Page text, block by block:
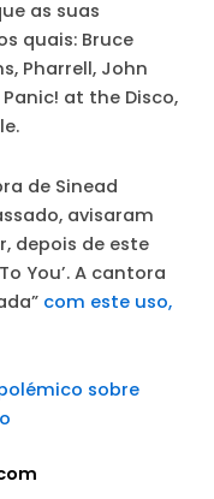
as suas
quais: Bruce
Pharrell, John
Panic! at the Disco,
de Sinead
avisaram
depois de este
You’. A cantora
com este uso,
sobre